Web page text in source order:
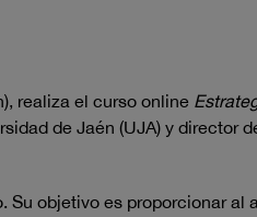
realiza el curso online
de Jaén (UJA) y director
Su objetivo es proporcionar al